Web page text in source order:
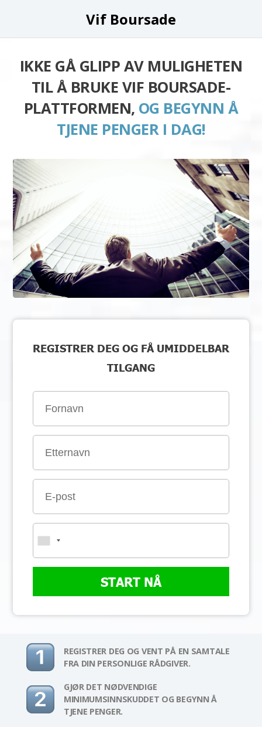
Vif Boursade
IKKE GÅ GLIPP AV MULIGHETEN
TIL Å BRUKE VIF BOURSADE-
PLATTFORMEN, OG BEGYNN Å
TJENE PENGER I DAG!
REGISTRER DEG OG FÅ UMIDDELBAR
TILGANG
START NÅ
REGISTRER DEG OG VENT PÅ EN SAMTALE
FRA DIN PERSONLIGE RÅDGIVER.
GJØR DET NØDVENDIGE
MINIMUMSINNSKUDDET OG BEGYNN Å
TJENE PENGER.